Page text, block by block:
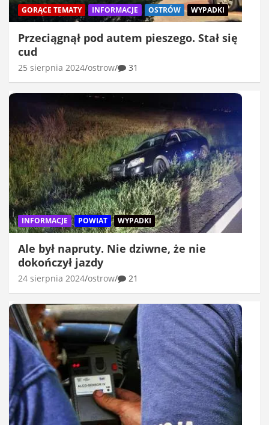
GORĄCE TEMATY INFORMACJE OSTRÓW WYPADKI
Przeciągnął pod autem pieszego. Stał się
cud
25 sierpnia 2024 ostrow 31
INFORMACJE POWIAT WYPADKI
Ale był napruty. Nie dziwne, że nie
dokończył jazdy
24 sierpnia 2024 ostrow 21